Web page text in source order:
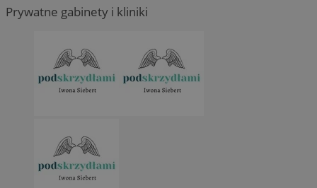
Prywatne gabinety i kliniki